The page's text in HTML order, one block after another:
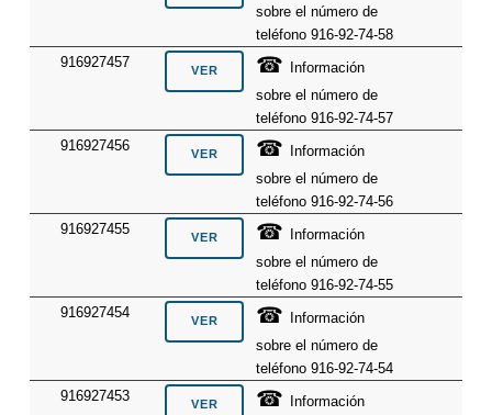
sobre el número de
teléfono 916-92-74-58
916927457
☎
Información
sobre el número de
teléfono 916-92-74-57
916927456
☎
Información
sobre el número de
teléfono 916-92-74-56
916927455
☎
Información
sobre el número de
teléfono 916-92-74-55
916927454
☎
Información
sobre el número de
teléfono 916-92-74-54
916927453
☎
Información